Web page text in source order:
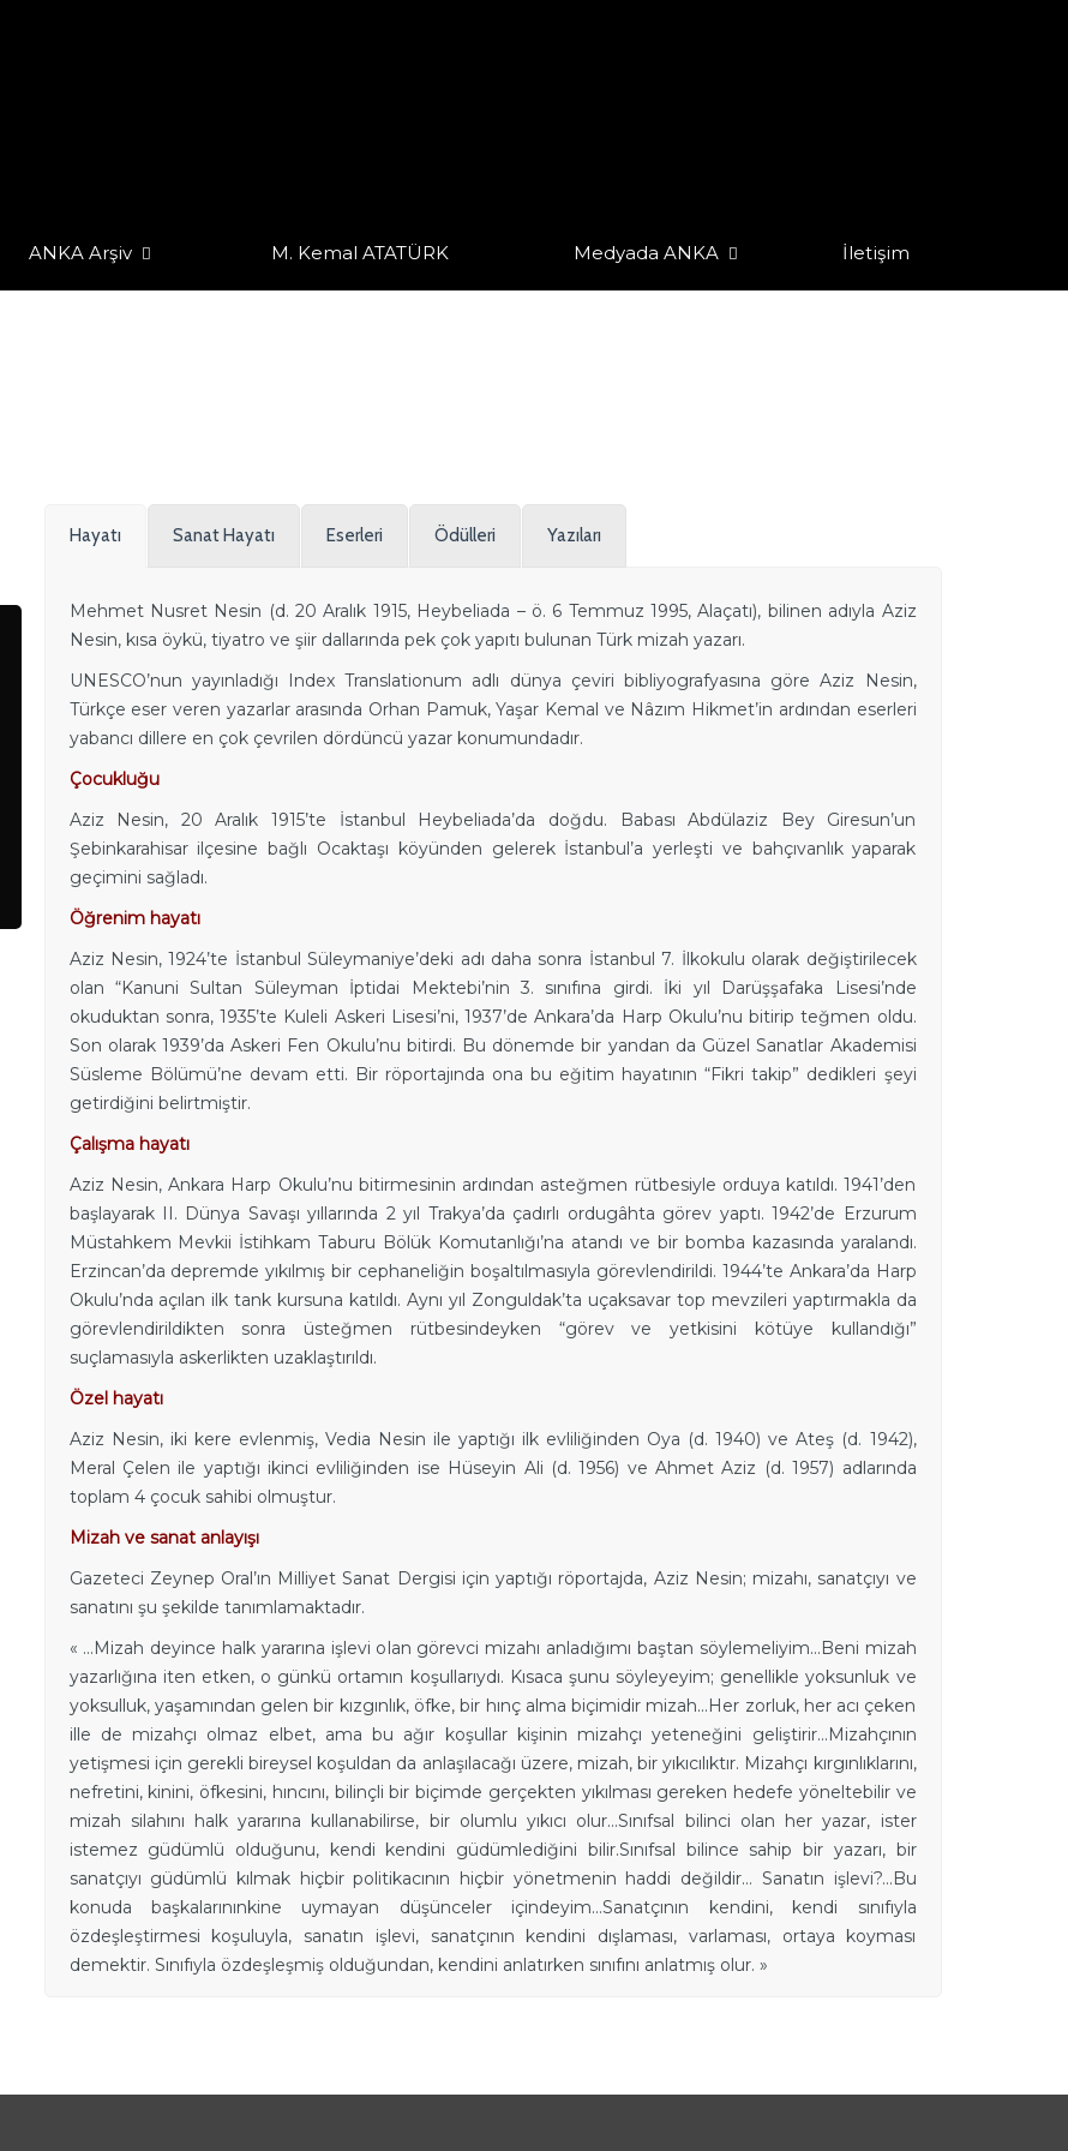
ANKA Arşiv M. Kemal ATATÜRK Medyada ANKA İletişim
Hayatı Sanat Hayatı Eserleri Ödülleri Yazıları
Mehmet Nusret Nesin (d. 20 Aralık 1915, Heybeliada – ö. 6 Temmuz 1995, Alaçatı), bilinen adıyla Aziz
Nesin, kısa öykü, tiyatro ve şiir dallarında pek çok yapıtı bulunan Türk mizah yazarı.
UNESCO’nun yayınladığı Index Translationum adlı dünya çeviri bibliyografyasına göre Aziz Nesin,
Türkçe eser veren yazarlar arasında Orhan Pamuk, Yaşar Kemal ve Nâzım Hikmet’in ardından eserleri
yabancı dillere en çok çevrilen dördüncü yazar konumundadır.
Çocukluğu
Aziz Nesin, 20 Aralık 1915’te İstanbul Heybeliada’da doğdu. Babası Abdülaziz Bey Giresun’un
Şebinkarahisar ilçesine bağlı Ocaktaşı köyünden gelerek İstanbul’a yerleşti ve bahçıvanlık yaparak
geçimini sağladı.
Öğrenim hayatı
Aziz Nesin, 1924’te İstanbul Süleymaniye’deki adı daha sonra İstanbul 7. İlkokulu olarak değiştirilecek
olan “Kanuni Sultan Süleyman İptidai Mektebi’nin 3. sınıfına girdi. İki yıl Darüşşafaka Lisesi’nde
okuduktan sonra, 1935’te Kuleli Askeri Lisesi’ni, 1937’de Ankara’da Harp Okulu’nu bitirip teğmen oldu.
Son olarak 1939’da Askeri Fen Okulu’nu bitirdi. Bu dönemde bir yandan da Güzel Sanatlar Akademisi
Süsleme Bölümü’ne devam etti. Bir röportajında ona bu eğitim hayatının “Fikri takip” dedikleri şeyi
getirdiğini belirtmiştir.
Çalışma hayatı
Aziz Nesin, Ankara Harp Okulu’nu bitirmesinin ardından asteğmen rütbesiyle orduya katıldı. 1941’den
başlayarak II. Dünya Savaşı yıllarında 2 yıl Trakya’da çadırlı ordugâhta görev yaptı. 1942’de Erzurum
Müstahkem Mevkii İstihkam Taburu Bölük Komutanlığı’na atandı ve bir bomba kazasında yaralandı.
Erzincan’da depremde yıkılmış bir cephaneliğin boşaltılmasıyla görevlendirildi. 1944’te Ankara’da Harp
Okulu’nda açılan ilk tank kursuna katıldı. Aynı yıl Zonguldak’ta uçaksavar top mevzileri yaptırmakla da
görevlendirildikten sonra üsteğmen rütbesindeyken “görev ve yetkisini kötüye kullandığı”
suçlamasıyla askerlikten uzaklaştırıldı.
Özel hayatı
Aziz Nesin, iki kere evlenmiş, Vedia Nesin ile yaptığı ilk evliliğinden Oya (d. 1940) ve Ateş (d. 1942),
Meral Çelen ile yaptığı ikinci evliliğinden ise Hüseyin Ali (d. 1956) ve Ahmet Aziz (d. 1957) adlarında
toplam 4 çocuk sahibi olmuştur.
Mizah ve sanat anlayışı
Gazeteci Zeynep Oral’ın Milliyet Sanat Dergisi için yaptığı röportajda, Aziz Nesin; mizahı, sanatçıyı ve
sanatını şu şekilde tanımlamaktadır.
« …Mizah deyince halk yararına işlevi olan görevci mizahı anladığımı baştan söylemeliyim…Beni mizah
yazarlığına iten etken, o günkü ortamın koşullarıydı. Kısaca şunu söyleyeyim; genellikle yoksunluk ve
yoksulluk, yaşamından gelen bir kızgınlık, öfke, bir hınç alma biçimidir mizah…Her zorluk, her acı çeken
ille de mizahçı olmaz elbet, ama bu ağır koşullar kişinin mizahçı yeteneğini geliştirir…Mizahçının
yetişmesi için gerekli bireysel koşuldan da anlaşılacağı üzere, mizah, bir yıkıcılıktır. Mizahçı kırgınlıklarını,
nefretini, kinini, öfkesini, hıncını, bilinçli bir biçimde gerçekten yıkılması gereken hedefe yöneltebilir ve
mizah silahını halk yararına kullanabilirse, bir olumlu yıkıcı olur…Sınıfsal bilinci olan her yazar, ister
istemez güdümlü olduğunu, kendi kendini güdümlediğini bilir.Sınıfsal bilince sahip bir yazarı, bir
sanatçıyı güdümlü kılmak hiçbir politikacının hiçbir yönetmenin haddi değildir… Sanatın işlevi?…Bu
konuda başkalarınınkine uymayan düşünceler içindeyim…Sanatçının kendini, kendi sınıfıyla
özdeşleştirmesi koşuluyla, sanatın işlevi, sanatçının kendini dışlaması, varlaması, ortaya koyması
demektir. Sınıfıyla özdeşleşmiş olduğundan, kendini anlatırken sınıfını anlatmış olur. »